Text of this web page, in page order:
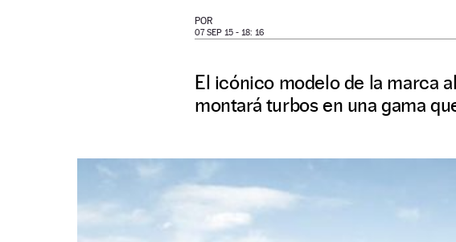
POR
07 SEP 15 - 18: 16
El icónico modelo de la marca
montará turbos en una gama